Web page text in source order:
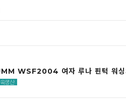
WSF2004 여자 루나 핀턱 워싱